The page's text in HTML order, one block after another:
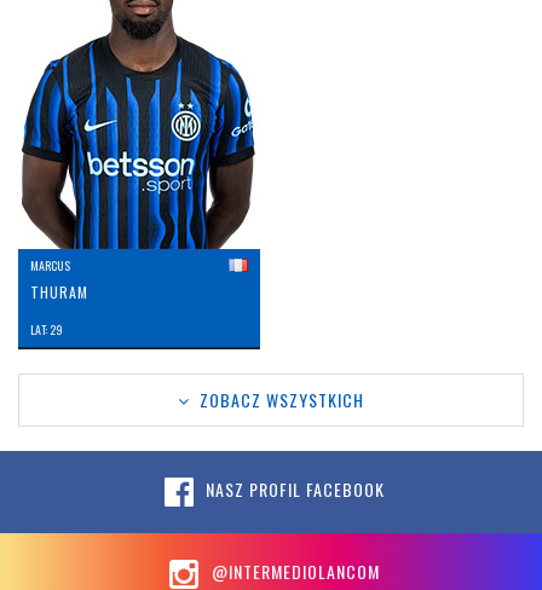
MARCUS
THURAM
LAT: 29
ZOBACZ WSZYSTKICH
NASZ PROFIL FACEBOOK
@INTERMEDIOLANCOM